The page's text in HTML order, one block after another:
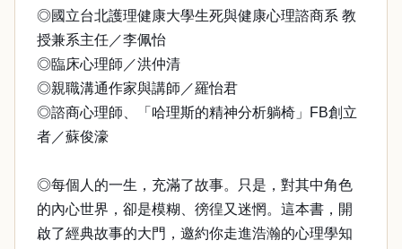
◎國立台北護理健康大學生死與健康心理諮商系 教
授兼系主任／李佩怡
◎臨床心理師／洪仲清
◎親職溝通作家與講師／羅怡君
◎諮商心理師、「哈理斯的精神分析躺椅」FB創立
者／蘇俊濠
◎每個人的一生，充滿了故事。只是，對其中角色
的內心世界，卻是模糊、徬徨又迷惘。這本書，開
啟了經典故事的大門，邀約你走進浩瀚的心理學知